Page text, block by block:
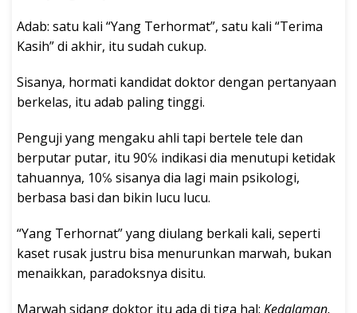
Adab: satu kali “Yang Terhormat”, satu kali “Terima
Kasih” di akhir, itu sudah cukup.
Sisanya, hormati kandidat doktor dengan pertanyaan
berkelas, itu adab paling tinggi.
Penguji yang mengaku ahli tapi bertele tele dan
berputar putar, itu 90℅ indikasi dia menutupi ketidak
tahuannya, 10℅ sisanya dia lagi main psikologi,
berbasa basi dan bikin lucu lucu.
“Yang Terhornat” yang diulang berkali kali, seperti
kaset rusak justru bisa menurunkan marwah, bukan
menaikkan, paradoksnya disitu.
Marwah sidang doktor itu ada di tiga hal: Kedalaman,